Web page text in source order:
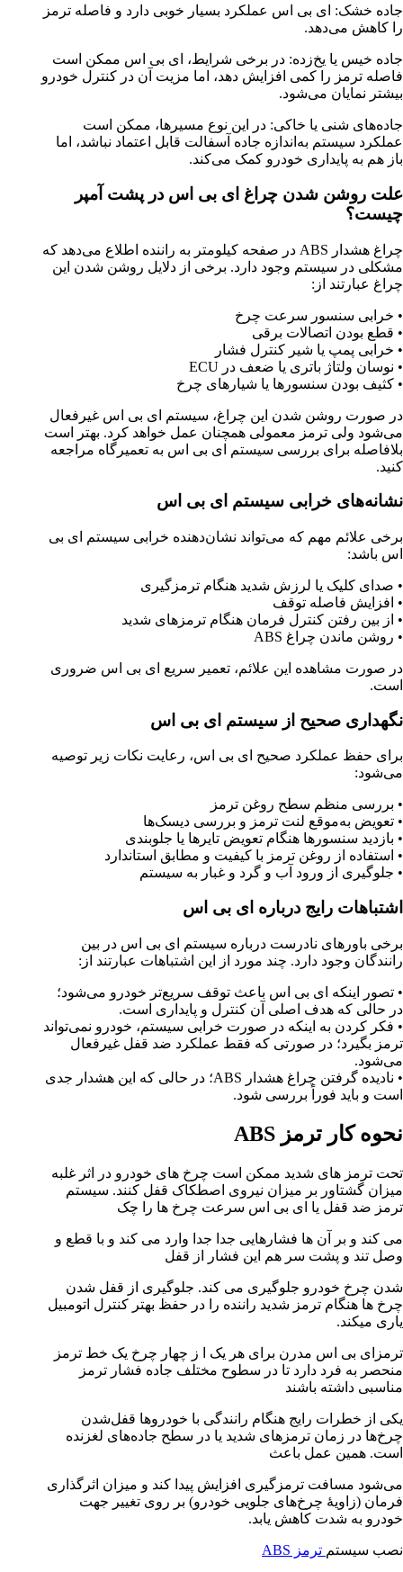
جاده خشک: ای بی اس عملکرد بسیار خوبی دارد و فاصله ترمز
را کاهش می‌دهد.
جاده خیس یا یخ‌زده: در برخی شرایط، ای بی اس ممکن است
فاصله ترمز را کمی افزایش دهد، اما مزیت آن در کنترل خودرو
بیشتر نمایان می‌شود.
جاده‌های شنی یا خاکی: در این نوع مسیرها، ممکن است
عملکرد سیستم به‌اندازه جاده آسفالت قابل اعتماد نباشد، اما
باز هم به پایداری خودرو کمک می‌کند.
علت روشن شدن چراغ ای بی اس در پشت آمپر
چیست؟
چراغ هشدار
در صفحه کیلومتر به راننده اطلاع می‌دهد که
مشکلی در سیستم وجود دارد. برخی از دلایل روشن شدن این
چراغ عبارتند از :
• خرابی سنسور سرعت چرخ
• قطع بودن اتصالات برقی
• خرابی پمپ یا شیر کنترل فشار
• نوسان ولتاژ باتری یا ضعف در ECU
• کثیف بودن سنسورها یا شیارهای چرخ
در صورت روشن شدن این چراغ، سیستم ای بی اس غیرفعال
می‌شود ولی ترمز معمولی همچنان عمل خواهد کرد. بهتر است
بلافاصله برای بررسی سیستم ای بی اس به تعمیرگاه مراجعه
کنید.
نشانه‌های خرابی سیستم ای بی اس
برخی علائم مهم که می‌تواند نشان‌دهنده خرابی سیستم ای بی
اس باشد:
• صدای کلیک یا لرزش شدید هنگام ترمزگیری
• افزایش فاصله توقف
• از بین رفتن کنترل فرمان هنگام ترمزهای شدید
• روشن ماندن چراغ ABS
در صورت مشاهده این علائم، تعمیر سریع ای بی اس ضروری
است.
نگهداری صحیح از سیستم ای بی اس
برای حفظ عملکرد صحیح ای بی اس، رعایت نکات زیر توصیه
می‌شود:
• بررسی منظم سطح روغن ترمز
• تعویض به‌موقع لنت ترمز و بررسی دیسک‌ها
• بازدید سنسورها هنگام تعویض تایرها یا جلوبندی
• استفاده از روغن ترمز با کیفیت و مطابق استاندارد
• جلوگیری از ورود آب و گرد و غبار به سیستم
اشتباهات رایج درباره ای بی اس
برخی باورهای نادرست درباره سیستم ای بی اس در بین
رانندگان وجود دارد. چند مورد از این اشتباهات عبارتند از :
• تصور اینکه ای بی اس باعث توقف سریع‌تر خودرو می‌شود؛
در حالی که هدف اصلی آن کنترل و پایداری است.
• فکر کردن به اینکه در صورت خرابی سیستم، خودرو نمی‌تواند
ترمز بگیرد؛ در صورتی که فقط عملکرد ضد قفل غیرفعال
می‌شود.
• نادیده گرفتن چراغ هشدار ABS؛ در حالی که این هشدار جدی
است و باید فوراً بررسی شود.
نحوه کار ترمز ABS
تحت ترمز های شدید ممکن است چرخ های خودرو در اثر غلبه
میزان گشتاور بر میزان نیروی اصطکاک قفل کنند. سیستم
ترمز ضد قفل یا ای بی اس سرعت چرخ ها را چک
می کند و بر آن ها فشارهایی جدا جدا وارد می کند و با قطع و
وصل تند و پشت سر هم این فشار از قفل
شدن چرخ خودرو جلوگیری می کند. جلوگیری از قفل شدن
چرخ ها هنگام ترمز شدید راننده را در حفظ بهتر کنترل اتومبیل
یاری میکند.
ترمزای بی اس مدرن برای هر یک ا ز چهار چرخ یک خط ترمز
منحصر به فرد دارد تا در سطوح مختلف جاده فشار ترمز
مناسبی داشته باشند
یکی از خطرات رایج هنگام رانندگی با خودروها قفل‌شدن
چرخ‌ها در زمان ترمزهای شدید یا در سطح جاده‌های لغزنده
است. همین عمل باعث
می‌شود مسافت ترمزگیری افزایش پیدا کند و میزان اثرگذاری
فرمان (زاویهٔ چرخ‌های جلویی خودرو) بر روی تغییر جهت
خودرو به شدت کاهش یابد.
نصب سیستم ترمز ABS